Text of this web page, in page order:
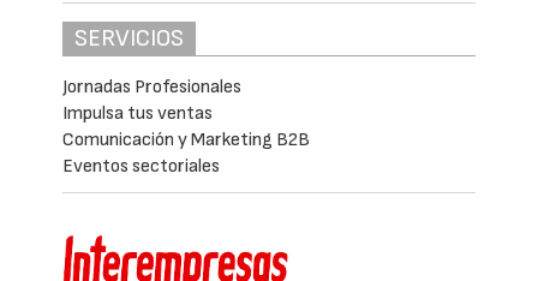
SERVICIOS
Jornadas Profesionales
Impulsa tus ventas
Comunicación y Marketing B2B
Eventos sectoriales